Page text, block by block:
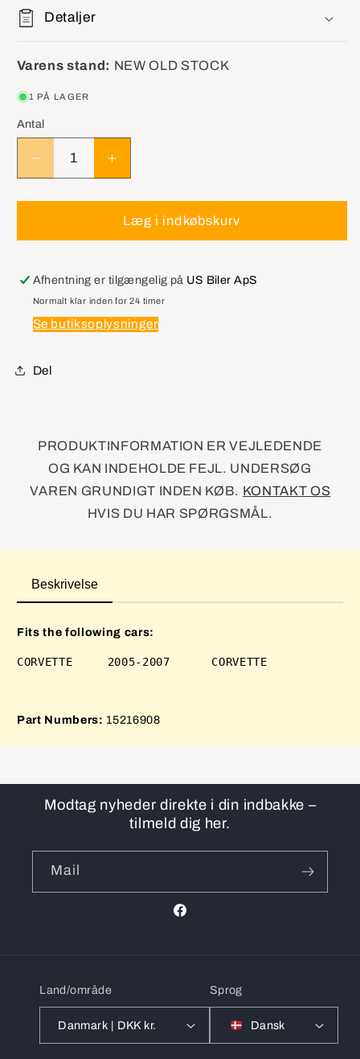
Detaljer
Varens stand: NEW OLD STOCK
1 PÅ LAGER
Antal
Reducer
antallet
for
15216908
Assembly,
Body
Control
Corvette
Øg
antallet
for
GM
15216908
Assembly,
Body
Control
Corvette
Læg i indkøbskurv
Afhentning er tilgængelig på US Biler ApS
Normalt klar inden for 24 timer
Se butiksoplysninger
Del
PRODUKTINFORMATION ER VEJLEDENDE
OG KAN INDEHOLDE FEJL. UNDERSØG
VAREN GRUNDIGT INDEN KØB. KONTAKT OS
HVIS DU HAR SPØRGSMÅL.
Beskrivelse
Fits the following cars:
Part Numbers: 15216908
Modtag nyheder direkte i din indbakke –
tilmeld dig her.
Mail
Facebook
Land/område
Danmark | DKK kr.
Sprog
Dansk